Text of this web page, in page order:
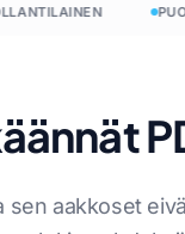
PUOLA
sen aakkoset